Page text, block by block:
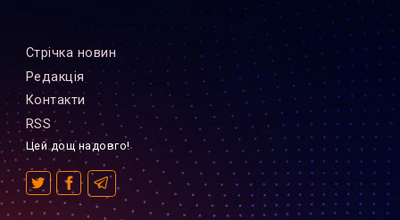
Стрiчка новин
Редакцiя
Контакти
RSS
Цей дощ надовго!